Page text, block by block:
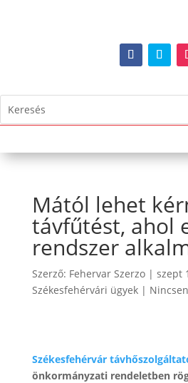
Mától lehet
távfűtést, ahol
rendszer
Szerző: Fehervar Szerzo| szept
Székesfehérvári ügyek|
Székesfehérvár
önkormányzati rendeletben